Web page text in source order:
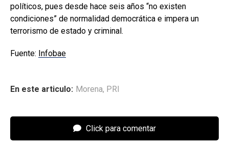
políticos, pues desde hace seis años “no existen
condiciones” de normalidad democrática e impera un
terrorismo de estado y criminal.
Fuente: Infobae
En este articulo: Morena, PRI
Click para comentar